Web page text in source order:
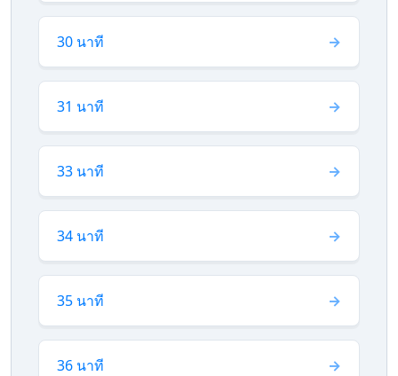
30 นาที
31 นาที
33 นาที
34 นาที
35 นาที
36 นาที